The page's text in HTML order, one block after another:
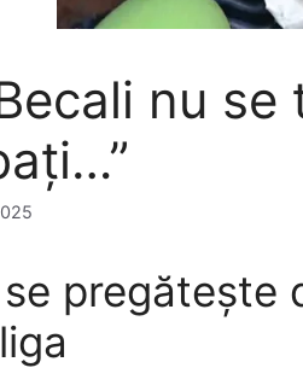
nu se
se pregătește